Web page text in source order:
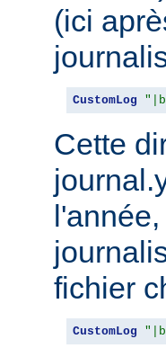
(ici
CustomLog
Cette
fichier
CustomLog